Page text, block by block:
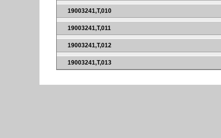
19003241,T,010
19003241,T,011
19003241,T,012
19003241,T,013